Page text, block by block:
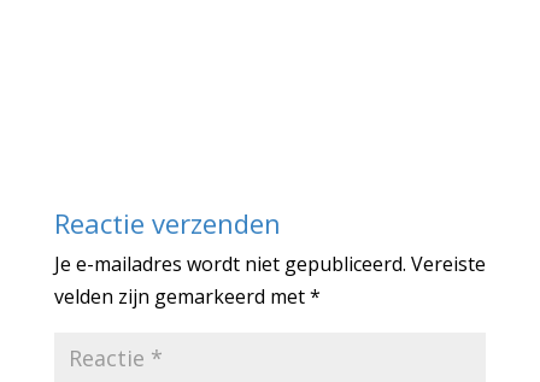
Reactie verzenden
Je e-mailadres wordt niet gepubliceerd. Vereiste
velden zijn gemarkeerd met*